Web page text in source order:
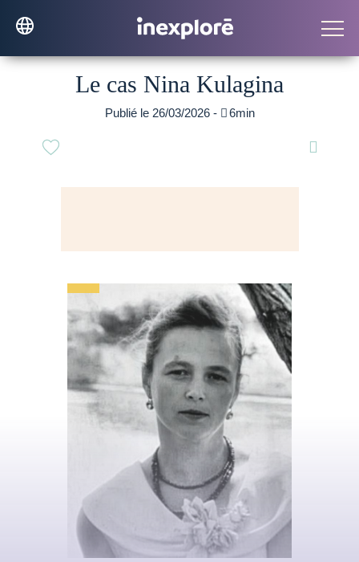
Le cas Nina Kulagina
Publié le 26/03/2026 - 6min
